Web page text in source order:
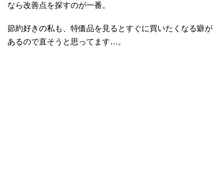
なら改善点を探すのが一番。
節約好きの私も、特価品を見るとすぐに買いたくなる癖が
あるので直そうと思ってます…。